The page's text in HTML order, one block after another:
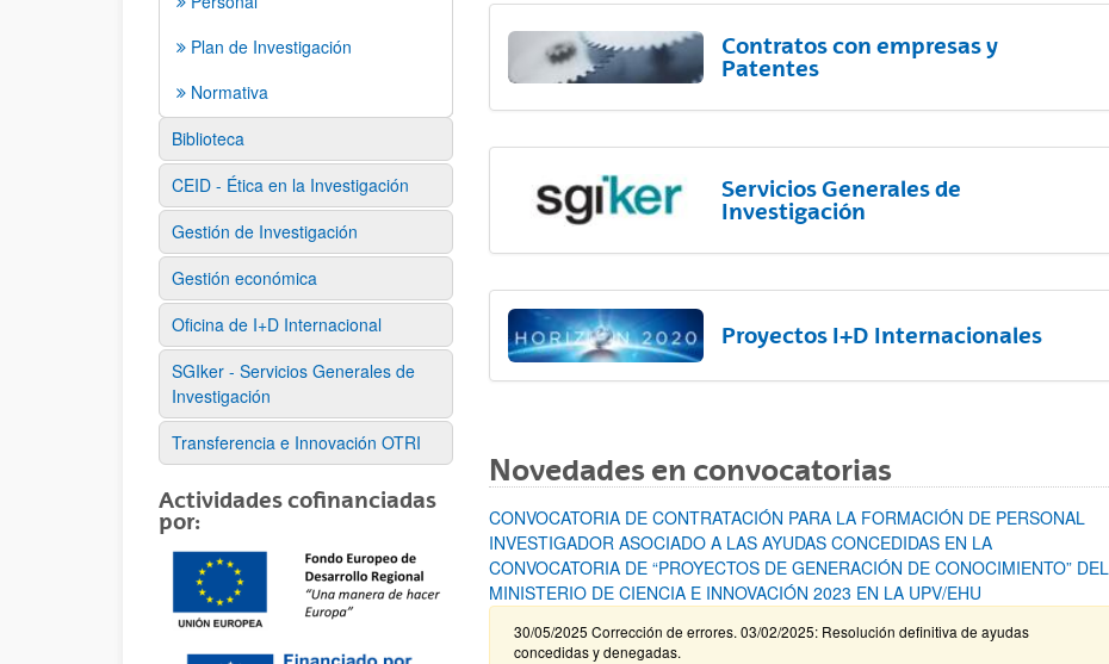
Plan de Investigación
Normativa
Biblioteca
CEID - Ética en la Investigación
Gestión de Investigación
Gestión económica
Oficina de I+D Internacional
SGIker - Servicios Generales de
Investigación
Transferencia e Innovación OTRI
Actividades cofinanciadas
por:
Contratos con empresas y
Patentes
Servicios Generales de
Investigación
Proyectos I+D Internacionales
Novedades en convocatorias
CONVOCATORIA DE CONTRATACIÓN PARA LA FORMACIÓN DE PERSONAL
INVESTIGADOR ASOCIADO A LAS AYUDAS CONCEDIDAS EN LA
CONVOCATORIA DE “PROYECTOS DE GENERACIÓN DE CONOCIMIENTO” DEL
MINISTERIO DE CIENCIA E INNOVACIÓN 2023 EN LA UPV/EHU
30/05/2025 Corrección de errores. 03/02/2025: Resolución definitiva de ayudas
concedidas y denegadas.